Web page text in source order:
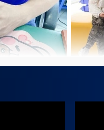
khi tiến hành báo giá
các chức năng và linh
động lớn nhất hiện
tất cả các dòng máy cũ
hoặc đã qua quá